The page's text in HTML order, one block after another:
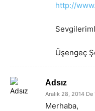
http://
Üşengeç
Adsız
Aralık 28, 2014
Merhaba,